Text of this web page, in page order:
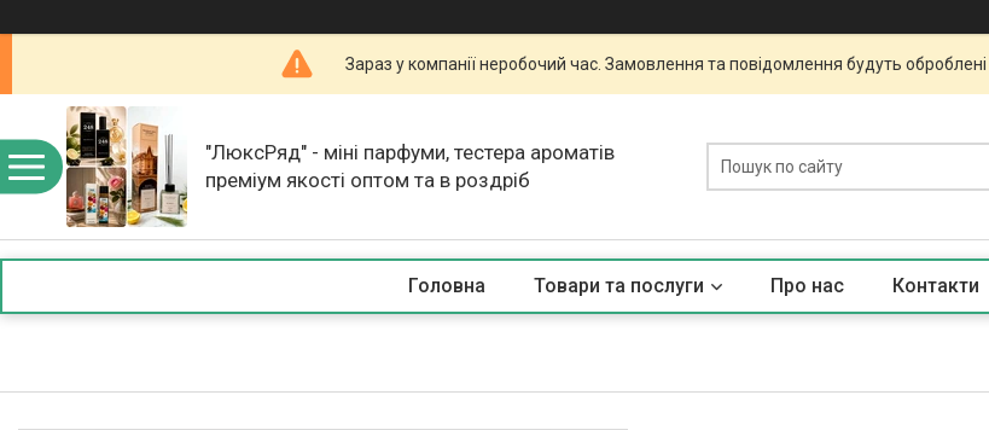
Зараз у компанії неробочий час. Замовлення та повідомлення будуть
"ЛюксРяд" - міні парфуми, тестера ароматів
преміум якості оптом та в роздріб
Головна Товари та послуги Про нас Контакти